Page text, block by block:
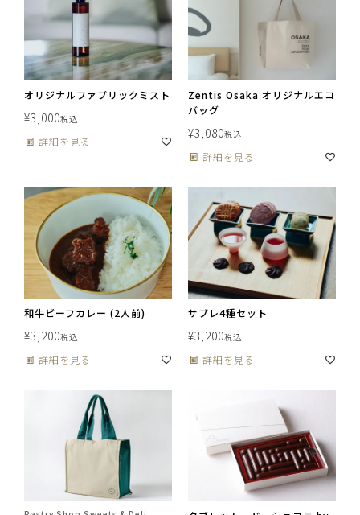
オリジナルファブリックミスト
¥3,000税込
詳細を見る
Zentis Osaka オリジナルエコ
バッグ
¥3,080税込
詳細を見る
和牛ビーフカレー (2人前)
¥3,200税込
詳細を見る
サブレ4種セット
¥3,200税込
詳細を見る